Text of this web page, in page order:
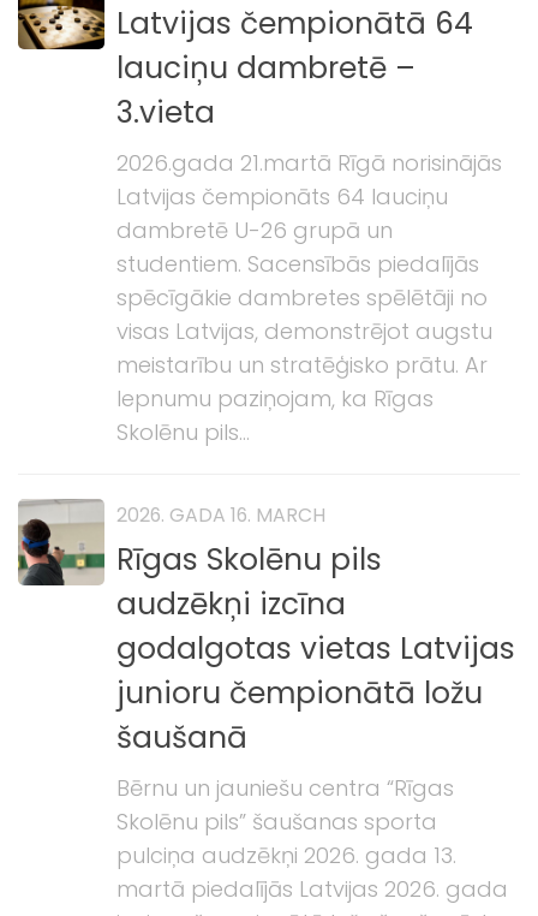
Latvijas čempionātā 64
lauciņu dambretē –
3.vieta
2026.gada 21.martā Rīgā norisinājās
Latvijas čempionāts 64 lauciņu
dambretē U-26 grupā un
studentiem. Sacensībās piedalījās
spēcīgākie dambretes spēlētāji no
visas Latvijas, demonstrējot augstu
meistarību un stratēģisko prātu. Ar
lepnumu paziņojam, ka Rīgas
Skolēnu pils...
2026. GADA 16. MARCH
Rīgas Skolēnu pils
audzēkņi izcīna
godalgotas vietas Latvijas
junioru čempionātā ložu
šaušanā
Bērnu un jauniešu centra “Rīgas
Skolēnu pils” šaušanas sporta
pulciņa audzēkņi 2026. gada 13.
martā piedalījās Latvijas 2026. gada